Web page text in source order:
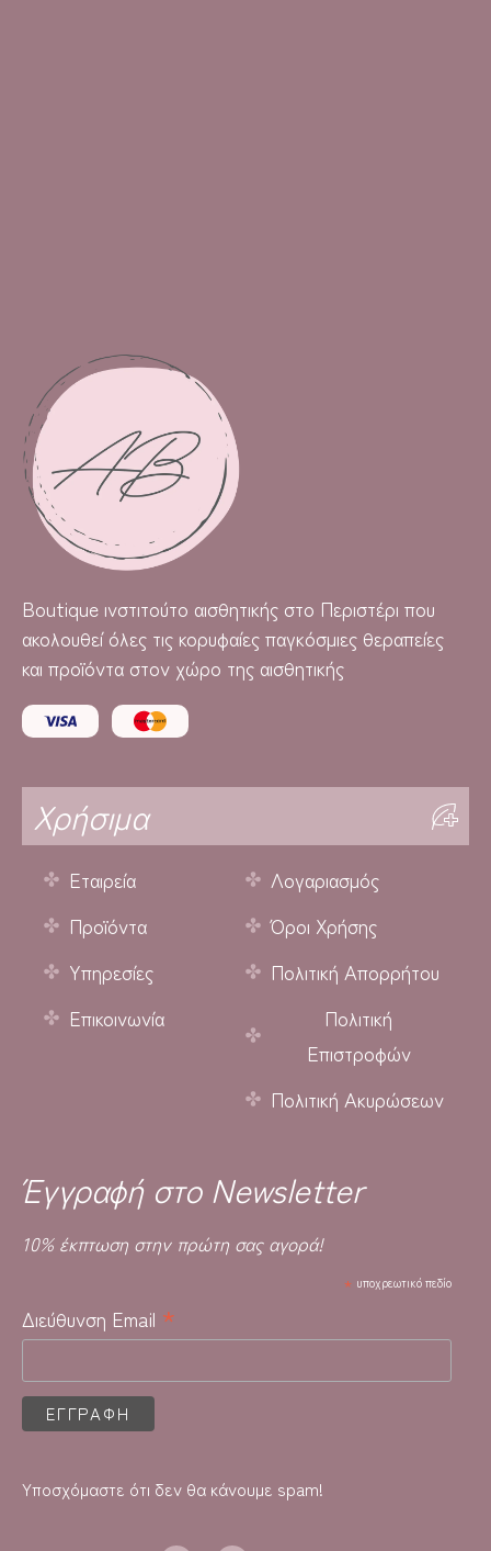
Boutique ινστιτούτο αισθητικής στο Περιστέρι που
ακολουθεί όλες τις κορυφαίες παγκόσμιες θεραπείες
και προϊόντα στον χώρο της αισθητικής
Χρήσιμα
Εταιρεία
Προϊόντα
Υπηρεσίες
Επικοινωνία
Λογαριασμός
Όροι Χρήσης
Πολιτική Απορρήτου
Πολιτική
Επιστροφών
Πολιτική Ακυρώσεων
Έγγραφή στο Newsletter
10% έκπτωση στην πρώτη σας αγορά!
* υποχρεωτικό πεδίο
Διεύθυνση Email *
Υποσχόμαστε ότι δεν θα κάνουμε spam!